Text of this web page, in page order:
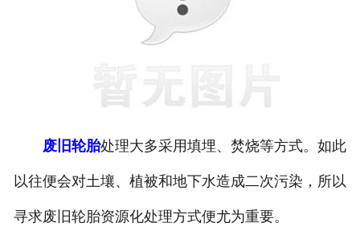
资质荣誉
联系我们
废旧轮胎处理大多采用填埋、焚烧等方式。如此
以往便会对土壤、植被和地下水造成二次污染，所以
寻求废旧轮胎资源化处理方式便尤为重要。